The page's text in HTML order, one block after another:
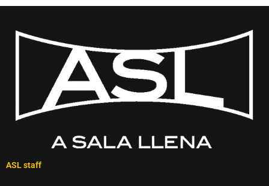
ASL staff